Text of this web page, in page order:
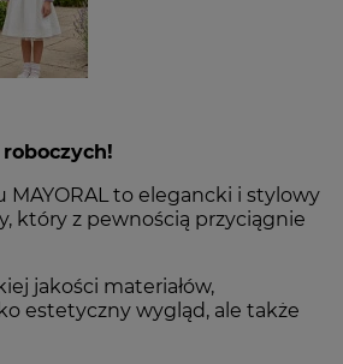
MAYORAL to elegancki i stylowy
który z pewnością przyciągnie
jakości materiałów,
estetyczny wygląd, ale także